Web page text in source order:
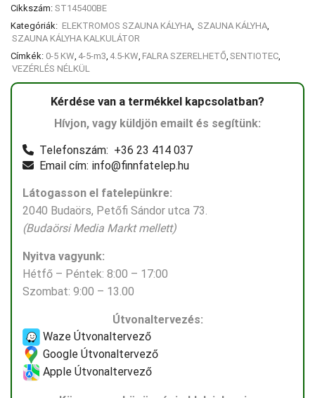
Cikkszám: ST145400BE
Kategóriák: ELEKTROMOS SZAUNA KÁLYHA, SZAUNA KÁLYHA,
SZAUNA KÁLYHA KALKULÁTOR
Címkék: 0-5 KW, 4-5-m3, 4.5-KW, FALRA SZERELHETŐ, SENTIOTEC,
VEZÉRLÉS NÉLKÜL
Kérdése van a termékkel kapcsolatban?
Hívjon, vagy küldjön emailt és segítünk:
Telefonszám: +36 23 414 037
Email cím: info@finnfatelep.hu
Látogasson el fatelepünkre:
2040 Budaörs, Petőfi Sándor utca 73.
(Budaörsi Media Markt mellett)
Nyitva vagyunk:
Hétfő – Péntek: 8:00 – 17:00
Szombat: 9:00 – 13.00
Útvonaltervezés:
Waze Útvonaltervező
Google Útvonaltervező
Apple Útvonaltervező